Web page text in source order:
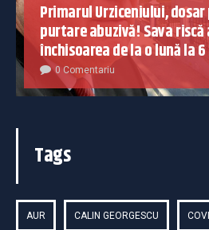
Primarul Urziceniului,
purtare abuzivă! Sava riscă
închisoarea de la o lună la
0 Comentariu
Tags
AUR CALIN GEORGESCU